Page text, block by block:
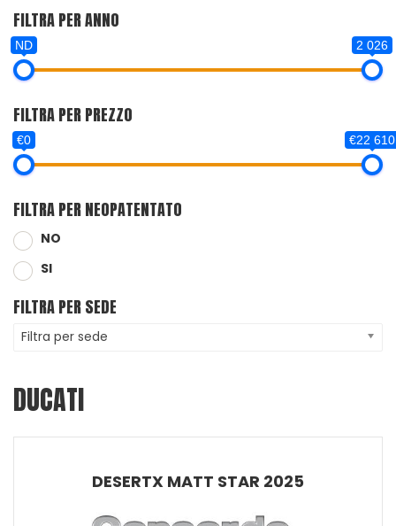
FILTRA PER ANNO
ND 2 026
FILTRA PER PREZZO
€0 €22 610
FILTRA PER NEOPATENTATO
NO
SI
FILTRA PER SEDE
Filtra per sede
DUCATI
DESERTX MATT STAR 2025